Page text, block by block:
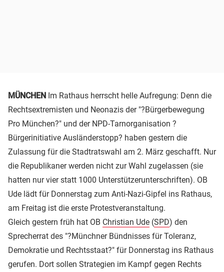
MÜNCHEN Im Rathaus herrscht helle Aufregung: Denn die
Rechtsextremisten und Neonazis der "?Bürgerbewegung
Pro München?" und der NPD-Tarnorganisation ?
Bürgerinitiative Ausländerstopp? haben gestern die
Zulassung für die Stadtratswahl am 2. März geschafft. Nur
die Republikaner werden nicht zur Wahl zugelassen (sie
hatten nur vier statt 1000 Unterstützerunterschriften). OB
Ude lädt für Donnerstag zum Anti-Nazi-Gipfel ins Rathaus,
am Freitag ist die erste Protestveranstaltung.
Gleich gestern früh hat OB Christian Ude (SPD) den
Sprecherrat des "?Münchner Bündnisses für Toleranz,
Demokratie und Rechtsstaat?" für Donnerstag ins Rathaus
gerufen. Dort sollen Strategien im Kampf gegen Rechts